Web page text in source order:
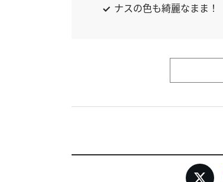
ナスの色も綺麗なまま！